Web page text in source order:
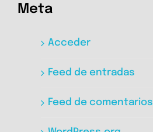
Meta
Acceder
Feed de entradas
Feed de comentarios